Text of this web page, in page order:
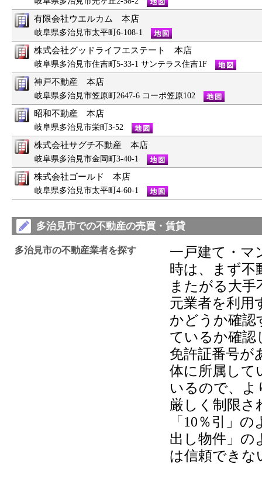
有限会社ウエルカム 本店
岐阜県多治見市太平町6-108-1
株式会社グッドライフエステート 本店
岐阜県多治見市住吉町5-33-1 サンテラス住吉1F
神戸不動産 本店
岐阜県多治見市笠原町2647-6 コーポ笠原102
昭和不動産 本店
岐阜県多治見市栄町3-52
株式会社サグチ不動産 本店
岐阜県多治見市金岡町3-40-1
株式会社ゴールド 本店
岐阜県多治見市太平町4-60-1
多治見市での不動産の売買・賃貸
多治見市の不動産業者を探す
一戸建て・マ
時は、まず不
またがる大
元業者を利用
かどうか確認
ているか確認
免許証番号が
体に所属して
いるので、よ
厳しく制限さ
「10％引」
出し物件」の
は信頼できな